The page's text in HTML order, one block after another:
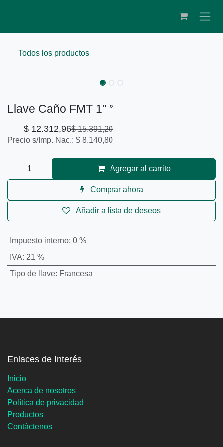
Todos los productos
Llave Caño FMT 1" °
$ 12.312,96$15.391,20
Precio s/Imp. Nac.: $ 8.140,80
Agregar al carrito
Comprar ahora
Añadir a lista de deseos
Impuesto interno: 0 %
IVA: 21 %
Tipo de llave: Francesa
Enlaces de Interés
Inicio
Acerca de nosotros
Política de privacidad
Productos
Contáctenos